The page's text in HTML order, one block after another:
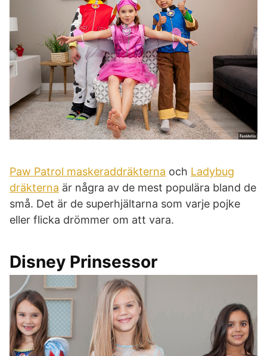
Paw Patrol maskeraddräkterna och Ladybug
dräkterna är några av de mest populära bland de
små. Det är de superhjältarna som varje pojke
eller flicka drömmer om att vara.
Disney Prinsessor